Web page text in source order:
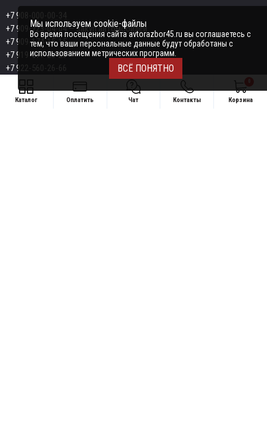
+7 908-000-00-34
+7 909-723-04-04— закуп автомобилей
+7 909-174-15-15
+7 919-577-20-20
+7 922-560-26-66
Email:razborka45@mail.ru
ИП Дёмин Даниил Владимирович
Каталог Оплатить Чат Контакты Корзина
Мы используем cookie-файлы
Во время посещения сайта avtorazbor45.ru вы соглашаетесь с
тем, что ваши персональные данные будут обработаны с
использованием метрических программ.
ВСЁ ПОНЯТНО